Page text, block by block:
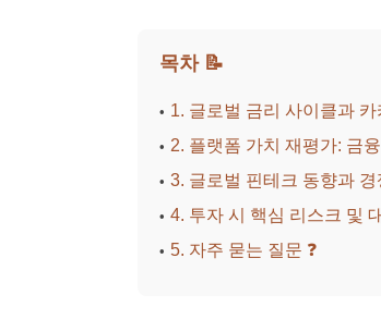
목차 📝
1. 글로벌 금리 사이클과
2. 플랫폼 가치 재평가: 금
3. 글로벌 핀테크 동향과 경
4. 투자 시 핵심 리스크 및
5. 자주 묻는 질문 ❓